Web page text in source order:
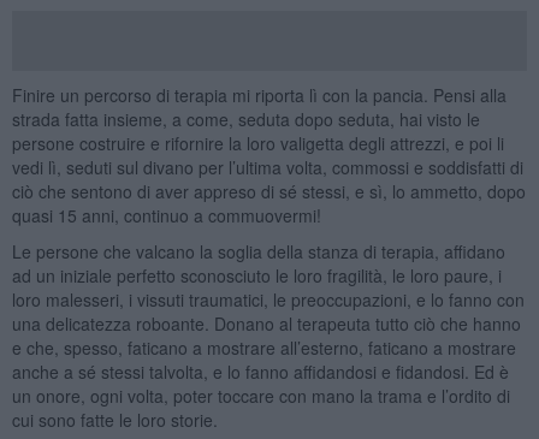
Finire un percorso di terapia mi riporta lì con la pancia. Pensi alla
strada fatta insieme, a come, seduta dopo seduta, hai visto le
persone costruire e rifornire la loro valigetta degli attrezzi, e poi li
vedi lì, seduti sul divano per l’ultima volta, commossi e soddisfatti di
ciò che sentono di aver appreso di sé stessi, e sì, lo ammetto, dopo
quasi 15 anni, continuo a commuovermi!
Le persone che valcano la soglia della stanza di terapia, affidano
ad un iniziale perfetto sconosciuto le loro fragilità, le loro paure, i
loro malesseri, i vissuti traumatici, le preoccupazioni, e lo fanno con
una delicatezza roboante. Donano al terapeuta tutto ciò che hanno
e che, spesso, faticano a mostrare all’esterno, faticano a mostrare
anche a sé stessi talvolta, e lo fanno affidandosi e fidandosi. Ed è
un onore, ogni volta, poter toccare con mano la trama e l’ordito di
cui sono fatte le loro storie.